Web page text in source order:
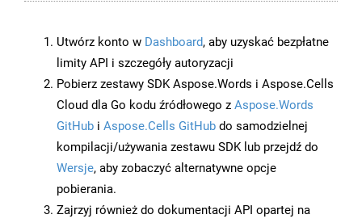
Utwórz konto w Dashboard, aby uzyskać bezpłatne
limity API i szczegóły autoryzacji
Pobierz zestawy SDK Aspose.Words i Aspose.Cells
Cloud dla Go kodu źródłowego z Aspose.Words
GitHub i Aspose.Cells GitHub do samodzielnej
kompilacji/używania zestawu SDK lub przejdź do
Wersje, aby zobaczyć alternatywne opcje
pobierania.
Zajrzyj również do dokumentacji API opartej na